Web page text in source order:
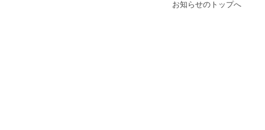
お知らせのトップへ